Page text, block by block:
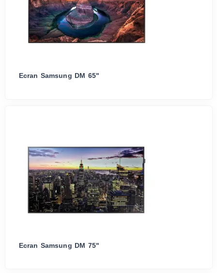
Ecran Samsung DM 65"
Ecran Samsung DM 75"